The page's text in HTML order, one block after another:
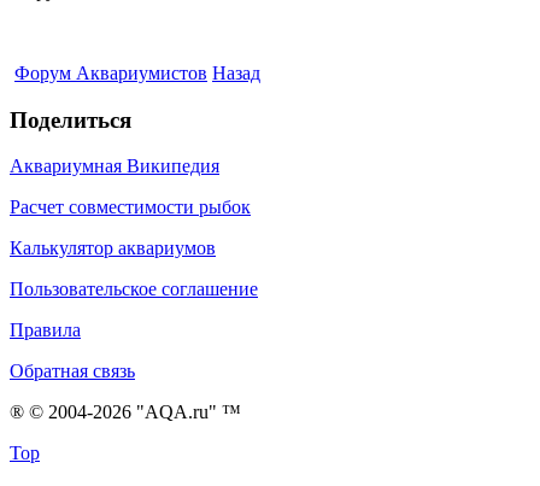
Форум Аквариумистов Назад
Поделиться
Аквариумная Википедия
Расчет совместимости рыбок
Калькулятор аквариумов
Пользовательское соглашение
Правила
Обратная связь
® © 2004-2026 "AQA.ru" ™
Top